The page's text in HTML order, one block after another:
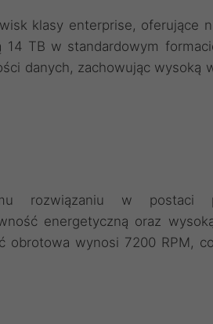
klasy enterprise, oferujące
TB w standardowym
danych, zachowując wysoką
rozwiązaniu w postaci
energetyczną oraz
obrotowa wynosi 7200 RPM,